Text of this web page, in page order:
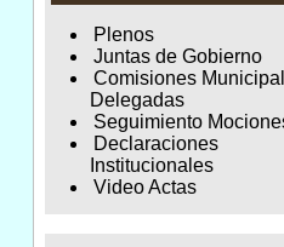
Plenos
Juntas de Gobierno
Comisiones
Delegadas
Seguimiento
Declaraciones
Institucionales
Video Actas